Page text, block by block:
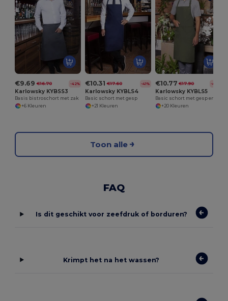
€9.69 €16.70 -42%
Karlowsky KYBSS3
Basis bistroschort met zak
+6 Kleuren
€10.31 €17.60 -41%
Karlowsky KYBLS4
Basic schort met gesp
+21 Kleuren
€10.77 €17.90 -40%
Karlowsky KYBLS5
+20 Kleuren
Toon alle
FAQ
Is dit geschikt voor zeefdruk of borduren?
Krimpt het na het wassen?